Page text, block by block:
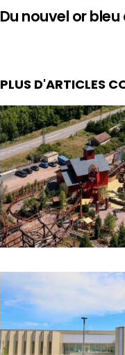
Du nouvel or bleu
PLUS D'ARTICLES